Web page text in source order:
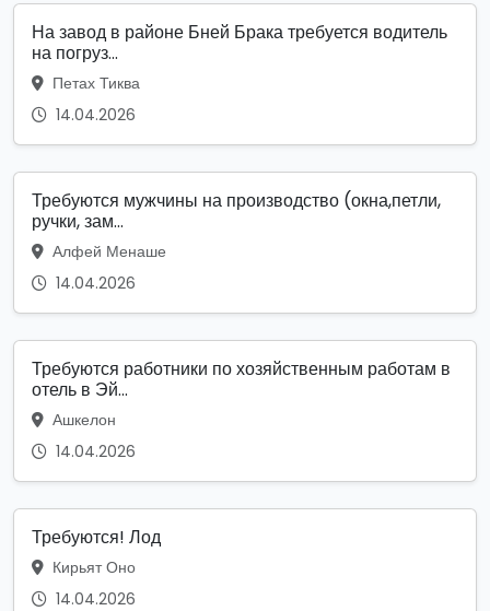
На завод в районе Бней Брака требуется водитель
на погруз...
Петах Тиква
14.04.2026
Требуются мужчины на производство (окна,петли,
ручки, зам...
Алфей Менаше
14.04.2026
Требуются работники по хозяйственным работам в
отель в Эй...
Ашкелон
14.04.2026
Требуются! Лод
Кирьят Оно
14.04.2026